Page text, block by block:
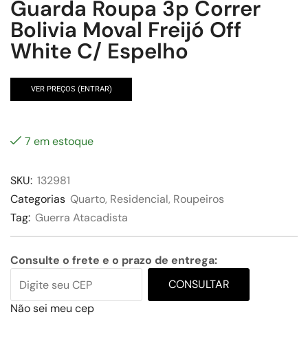
Guarda Roupa 3p Correr
Bolivia Moval Freijó Off
White C/ Espelho
VER PREÇOS (ENTRAR)
7 em estoque
SKU: 132981
Categorias Quarto, Residencial, Roupeiros
Tag: Guerra Atacadista
Consulte o frete e o prazo de entrega:
CONSULTAR
Não sei meu cep